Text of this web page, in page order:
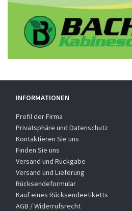
INFORMATIONEN
Profil der Firma
Privatsphäre und Datenschutz
Kontaktieren Sie uns
Finden Sie uns
Versand und Rückgabe
Versand und Lieferung
Rücksendeformular
Kauf eines Rücksendeetiketts
AGB / Widerrufsrecht